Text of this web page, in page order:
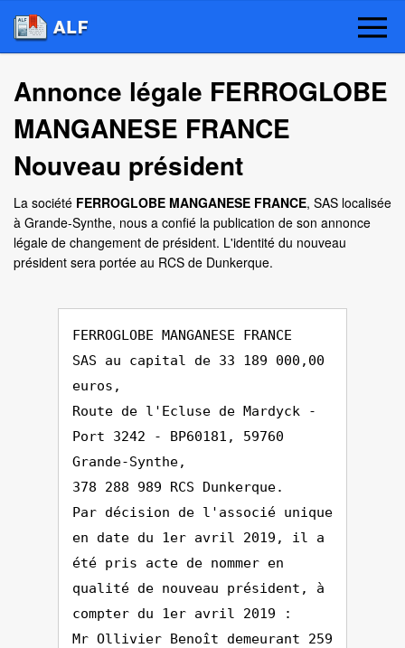
Annonce légale FERROGLOBE
MANGANESE FRANCE
Nouveau président
La société FERROGLOBE MANGANESE FRANCE, SAS localisée
à Grande-Synthe, nous a confié la publication de son annonce
légale de changement de président. L'identité du nouveau
président sera portée au RCS de Dunkerque.
FERROGLOBE MANGANESE FRANCE
SAS au capital de 33 189 000,00
euros,
Route de l'Ecluse de Mardyck -
Port 3242 - BP60181, 59760
Grande-Synthe,
378 288 989 RCS Dunkerque.
Par décision de l'associé unique
en date du 1er avril 2019, il a
été pris acte de nommer en
qualité de nouveau président, à
compter du 1er avril 2019 :
Mr Ollivier Benoît demeurant 259